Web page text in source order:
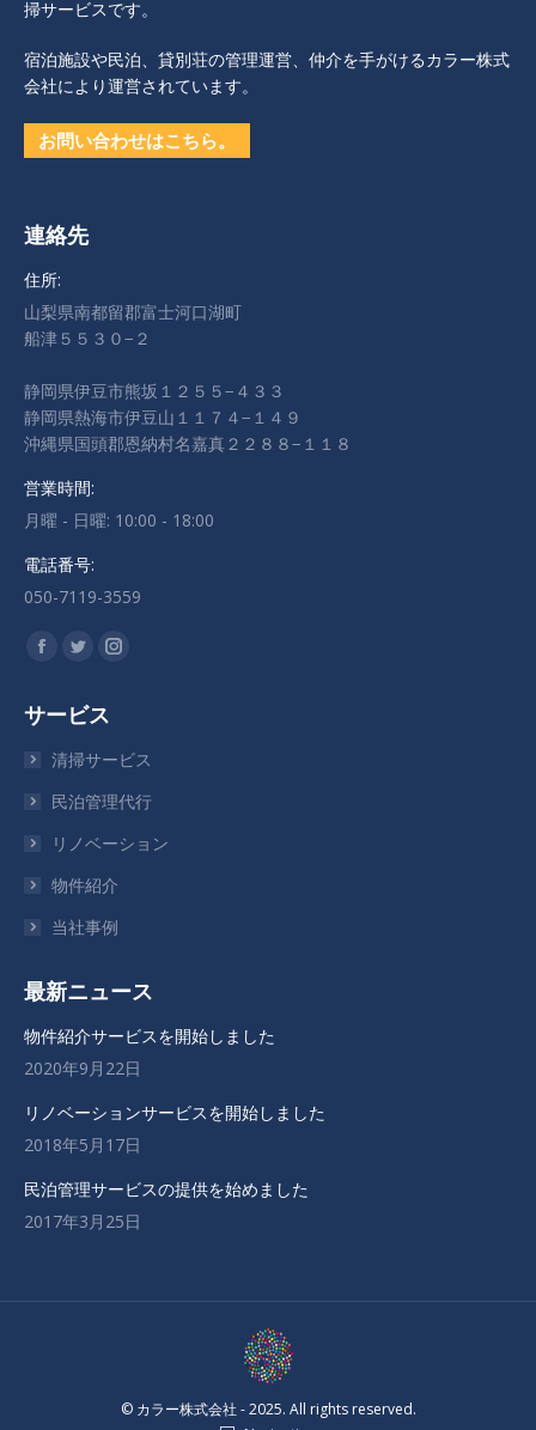
掃サービスです。
宿泊施設や民泊、貸別荘の管理運営、仲介を手がけるカラー株式
会社により運営されています。
お問い合わせはこちら。
連絡先
住所:
山梨県南都留郡富士河口湖町
船津５５３０−２
静岡県伊豆市熊坂１２５５−４３３
静岡県熱海市伊豆山１１７４−１４９
沖縄県国頭郡恩納村名嘉真２２８８−１１８
営業時間:
月曜 - 日曜: 10:00 - 18:00
電話番号:
050-7119-3559
私達を見つけてください：
Facebook
ー
ジ
新
し
い
ィ
ド
ウ
で
き
ま
す
Twitter
ー
ジ
新
し
い
ィ
ド
ウ
で
ま
す
Instagram
ジ
新
し
い
ィ
ウ
で
き
ま
す
サービス
清掃サービス
民泊管理代行
リノベーション
物件紹介
当社事例
最新ニュース
物件紹介サービスを開始しました
2020年9月22日
リノベーションサービスを開始しました
2018年5月17日
民泊管理サービスの提供を始めました
2017年3月25日
© カラー株式会社 - 2025. All rights reserved.